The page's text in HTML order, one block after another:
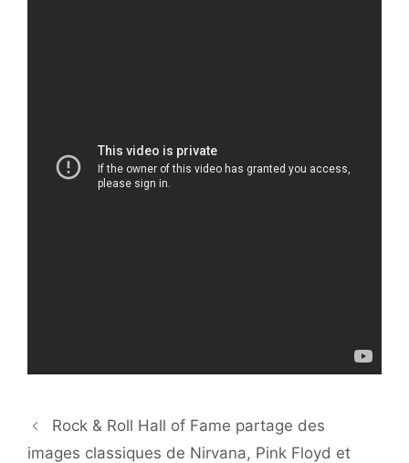
Rock & Roll Hall of Fame partage des
images classiques de Nirvana, Pink Floyd et